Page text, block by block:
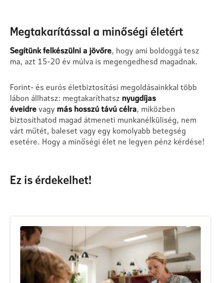
Megtakarítással a minőségi életért
Segítünk felkészülni a jövőre, hogy ami boldoggá tesz
ma, azt 15-20 év múlva is megengedhesd magadnak.
Forint- és eurós életbiztosítási megoldásainkkal több
lábon állhatsz: megtakaríthatsz nyugdíjas
éveidrevagy más hosszú távú célra, miközben
biztosíthatod magad átmeneti munkanélküliség, nem
várt műtét, baleset vagy egy komolyabb betegség
esetére. Hogy a minőségi élet ne legyen pénz kérdése!
Ez is érdekelhet!